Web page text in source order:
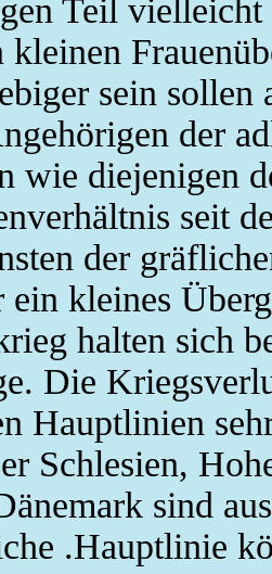
Teil vielleicht
kleinen
sein sollen
der
wie diejenigen
seit
der
ein kleines
halten sich
Die
Hauptlinien
Schlesien,
sind
.Hauptlinie